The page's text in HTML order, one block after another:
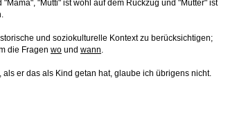
"Mutti" ist wohl auf dem Rückzug und "Mutter" ist
und soziokulturelle Kontext zu berücksichtigen;
die Fragen wo und wann
er das als Kind getan hat, glaube ich übrigens nicht.